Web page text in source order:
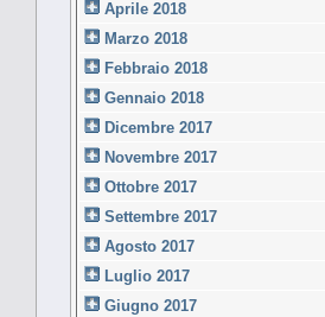
Aprile 2018
Marzo 2018
Febbraio 2018
Gennaio 2018
Dicembre 2017
Novembre 2017
Ottobre 2017
Settembre 2017
Agosto 2017
Luglio 2017
Giugno 2017